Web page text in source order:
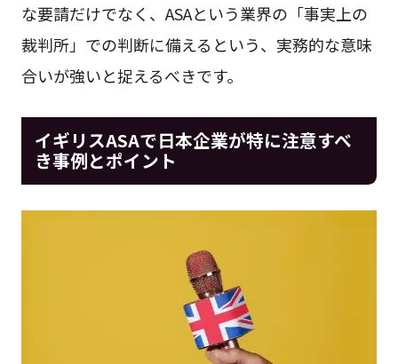
な要請だけでなく、ASAという業界の「事実上の
裁判所」での判断に備えるという、実務的な意味
合いが強いと捉えるべきです。
イギリスASAで日本企業が特に注意すべ
き事例とポイント